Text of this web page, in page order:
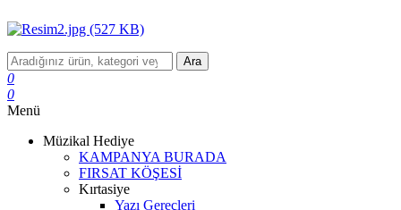
Ara
0
0
Menü
Müzikal Hediye
KAMPANYA BURADA
FIRSAT KÖŞESİ
Kırtasiye
Yazı Gereçleri